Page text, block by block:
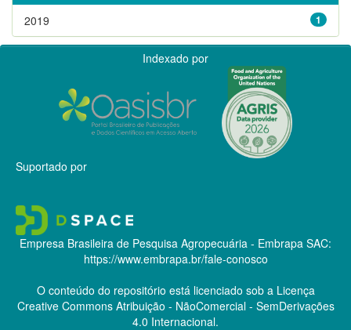
1
2019
Indexado por
Suportado por
Empresa Brasileira de Pesquisa Agropecuária - Embrapa SAC:
https://www.embrapa.br/fale-conosco
O conteúdo do repositório está licenciado sob a Licença
Creative CommonsAtribuição - NãoComercial - SemDerivações
4.0 Internacional.